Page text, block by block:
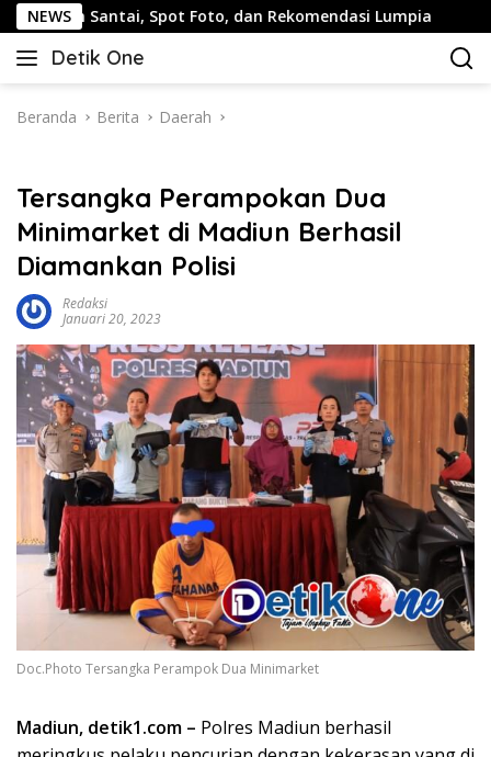
Langsung
ke
konten
NEWS
Spot Foto, dan Rekomendasi Lumpia Panduan
Detik One
Tajam
Fakta
Beranda Berita Daerah
Tersangka Perampokan Dua
Minimarket di Madiun Berhasil
Diamankan Polisi
Redaksi
Januari 20, 2023
Doc.Photo Tersangka Perampok Dua Minimarket
Madiun, detik1.com – Polres Madiun berhasil